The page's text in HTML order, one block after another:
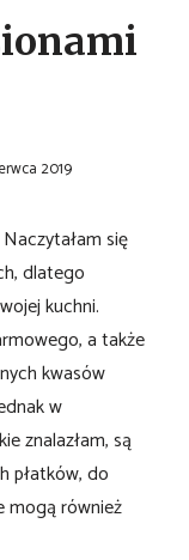
2019
się
dlatego
kuchni.
a także
kwasów
w
znalazłam, są
płatków, do
mogą również